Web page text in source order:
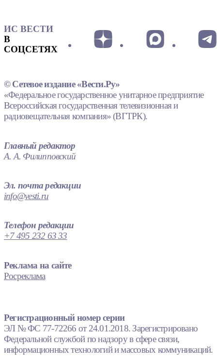
ИС ВЕСТИ
В
СОЦСЕТЯХ
© Сетевое издание «Вести.Ру»
«Федеральное государственное унитарное предприятие
Всероссийская государственная телевизионная и
радиовещательная компания» (ВГТРК).
Главный редактор
А. А. Филипповский
Эл. почта редакции
info@vesti.ru
Телефон редакции
+7 495 232 63 33
Реклама на сайте
Росреклама
Регистрационный номер серии
ЭЛ № ФС 77-72266 от 24.01.2018. Зарегистрировано
Федеральной службой по надзору в сфере связи,
информационных технологий и массовых коммуникаций.